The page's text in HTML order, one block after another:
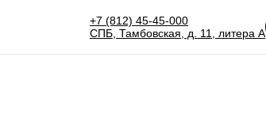
+7 (812) 45-45-000
СПБ, Тамбовская, д. 11, литера А